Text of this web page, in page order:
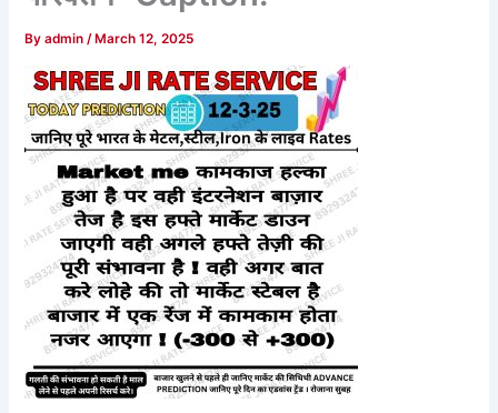
Byadmin/ March 12, 2025